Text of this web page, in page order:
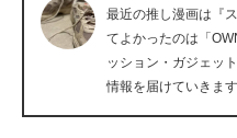
ITエンジニア向け専門サイト
IT製品の技術・比較・事例
最近の推し漫画は『
てよかったのは「
ッション・ガジェッ
情報を届けていきます